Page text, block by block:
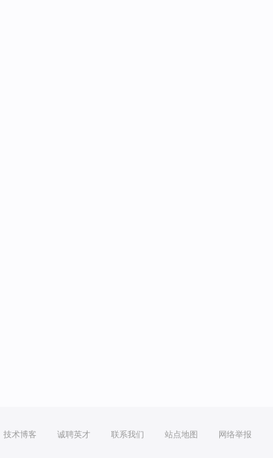
技术博客 诚聘英才 联系我们 站点地图 网络举报